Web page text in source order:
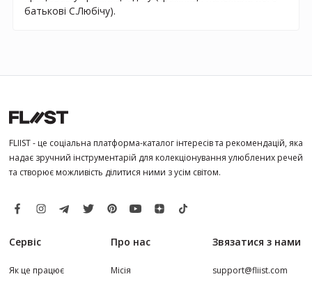
батькові С.Любічу).
FLIIST - це соціальна платформа-каталог інтересів та рекомендацій, яка
надає зручний інструментарій для колекціонування улюблених речей
та створює можливість ділитися ними з усім світом.
Сервіс
Як це працює
Про нас
Місія
Звязатися з нами
support@fliist.com